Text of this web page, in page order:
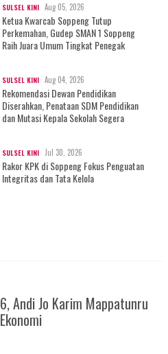
SULSEL KINI Aug 05, 2026
Ketua Kwarcab Soppeng Tutup
Perkemahan, Gudep SMAN 1 Soppeng
Raih Juara Umum Tingkat Penegak
SULSEL KINI Aug 04, 2026
Rekomendasi Dewan Pendidikan
Diserahkan, Penataan SDM Pendidikan
dan Mutasi Kepala Sekolah Segera
SULSEL KINI Jul 30, 2026
Rakor KPK di Soppeng Fokus Penguatan
Integritas dan Tata Kelola
Andi Jo Karim Mappatunru